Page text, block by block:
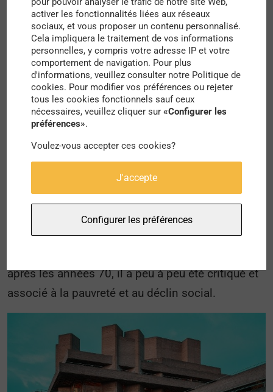
Uni, les édifices de ce mouvement sont intégrés,
depuis 2012, au sein de la liste des monuments
protégés par leFonds mondial pour les
monuments. Cette différence de point de vue
s’explique principalement parce que l’architecture
brutaliste a été pensée de manière à trouver des
la pénurie des matériaux d’après-guerre, le béton,
la brique et le bois ont alors été utilisés et de
manière brute, dans la majorité des
reconstructions urbaines. L’art brutaliste est alors
après les années 70, il a peu à peu été critiqué et
associé à la pauvreté et au déclin social.
activer les fonctionnalités liées aux réseaux
sociaux, et vous proposer un contenu personnalisé.
Cela impliquera le traitement de vos informations
personnelles, y compris votre adresse IP et votre
comportement de navigation. Pour plus
d'informations, veuillez consulter notre Politique de
cookies. Pour modifier vos préférences ou rejeter
tous les cookies fonctionnels sauf ceux
nécessaires, veuillez cliquer sur«Configurer les
préférences».
Voulez-vous accepter ces cookies?
J'accepte
Configurer les préférences